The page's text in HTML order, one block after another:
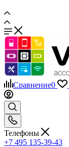
Сравнение0
Телефоны
+7 495 135-39-43